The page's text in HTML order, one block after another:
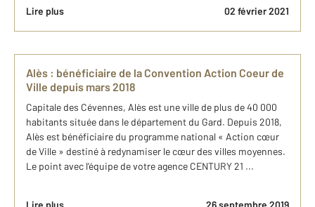
Lire plus 02 février 2021
Alès : bénéficiaire de la Convention Action Coeur de
Ville depuis mars 2018
Capitale des Cévennes, Alès est une ville de plus de 40 000
habitants située dans le département du Gard. Depuis 2018,
Alès est bénéficiaire du programme national « Action cœur
de Ville » destiné à redynamiser le cœur des villes moyennes.
Le point avec l'équipe de votre agence CENTURY 21 ...